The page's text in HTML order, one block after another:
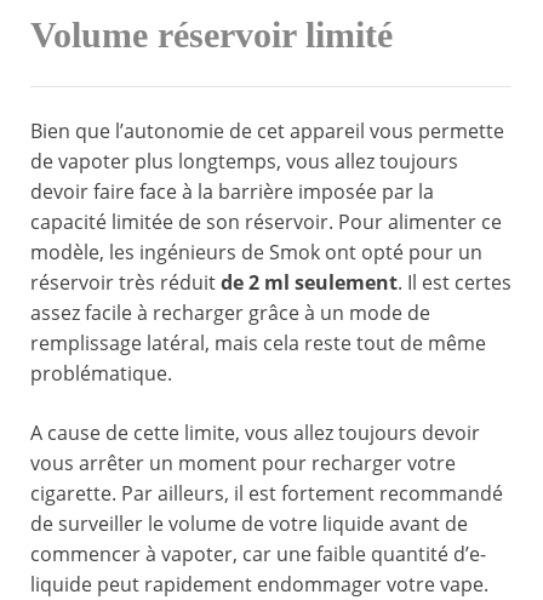
Volume réservoir limité
Bien que l’autonomie de cet appareil vous permette
de vapoter plus longtemps, vous allez toujours
devoir faire face à la barrière imposée par la
capacité limitée de son réservoir. Pour alimenter ce
modèle, les ingénieurs de Smok ont opté pour un
réservoir très réduitde 2 ml seulement. Il est certes
assez facile à recharger grâce à un mode de
remplissage latéral, mais cela reste tout de même
problématique.
A cause de cette limite, vous allez toujours devoir
vous arrêter un moment pour recharger votre
cigarette. Par ailleurs, il est fortement recommandé
de surveiller le volume de votre liquide avant de
commencer à vapoter, car une faible quantité d’e-
liquide peut rapidement endommager votre vape.